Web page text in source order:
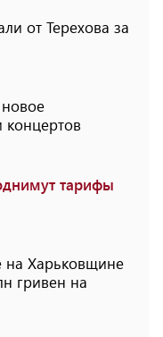
от Терехова за
концертов
тарифы
на Харьковщине
​​гривен на